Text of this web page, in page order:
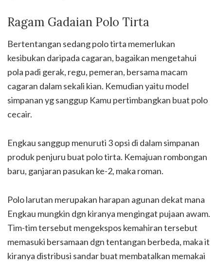
Ragam Gadaian Polo Tirta
Bertentangan sedang polo tirta memerlukan
kesibukan daripada cagaran, bagaikan mengetahui
pola padi gerak, regu, pemeran, bersama macam
cagaran dalam sekali kian. Kemudian yaitu model
simpanan yg sanggup Kamu pertimbangkan buat polo
cecair.
Engkau sanggup menuruti 3 opsi di dalam simpanan
produk penjuru buat polo tirta. Kemajuan rombongan
baru, ganjaran pasukan ke-2, maka roman.
Polo larutan merupakan harapan agunan dekat mana
Engkau mungkin dgn kiranya mengingat pujaan awam.
Tim-tim tersebut mengekspos kemahiran tersebut
memasuki bersamaan dgn tentangan berbeda, maka it
kiranya distribusi sandar buat membatalkan memakai